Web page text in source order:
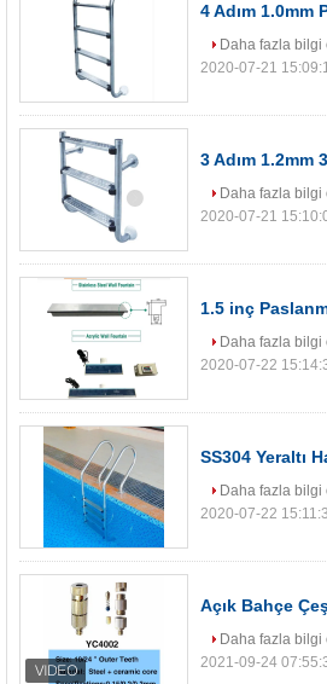
4 Adım 1.0mm
Daha fazla bilgi
2020-07-21
3 Adım 1.2mm
Daha fazla bilgi
2020-07-21
1.5 inç
Daha fazla bilgi
2020-07-22
SS304 Yeraltı
Daha fazla bilgi
2020-07-22
Açık Bahçe
Daha fazla bilgi
2021-09-24